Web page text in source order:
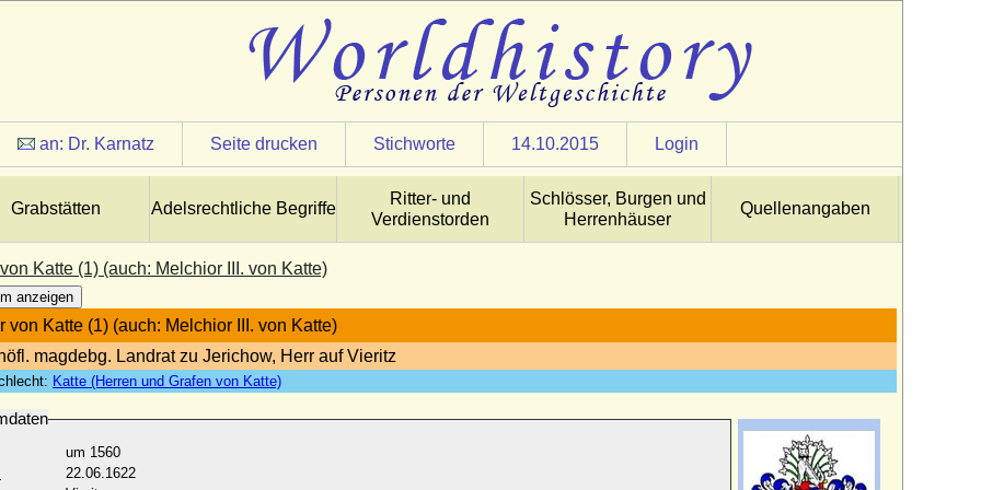
an: Dr. Karnatz Seite drucken Stichworte 14.10.2015 Login
Grabstätten Adelsrechtliche Begriffe
Ritter- und
Verdienstorden
Schlösser, Burgen und
Herrenhäuser
Quellenangaben
Katte (1) (auch: Melchior III. von Katte)
anzeigen
von Katte (1) (auch: Melchior III. von Katte)
magdebg. Landrat zu Jerichow, Herr auf Vieritz
Katte (Herren und Grafen von Katte)
um 1560
22.06.1622